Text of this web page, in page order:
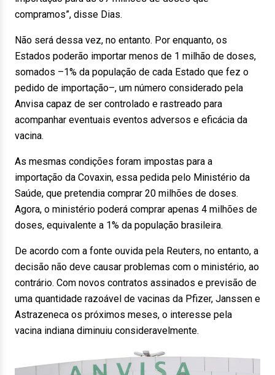
compramos”, disse Dias.
Não será dessa vez, no entanto. Por enquanto, os
Estados poderão importar menos de 1 milhão de doses,
somados –1% da população de cada Estado que fez o
pedido de importação–, um número considerado pela
Anvisa capaz de ser controlado e rastreado para
acompanhar eventuais eventos adversos e eficácia da
vacina.
As mesmas condições foram impostas para a
importação da Covaxin, essa pedida pelo Ministério da
Saúde, que pretendia comprar 20 milhões de doses.
Agora, o ministério poderá comprar apenas 4 milhões de
doses, equivalente a 1% da população brasileira.
De acordo com a fonte ouvida pela Reuters, no entanto, a
decisão não deve causar problemas com o ministério, ao
contrário. Com novos contratos assinados e previsão de
uma quantidade razoável de vacinas da Pfizer, Janssen e
Astrazeneca os próximos meses, o interesse pela
vacina indiana diminuiu consideravelmente.